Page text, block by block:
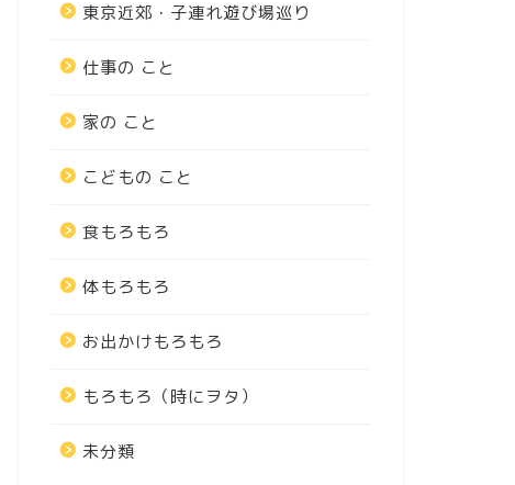
東京近郊・子連れ遊び場巡り
仕事の こと
家の こと
こどもの こと
食もろもろ
体もろもろ
お出かけもろもろ
もろもろ（時にヲタ）
未分類